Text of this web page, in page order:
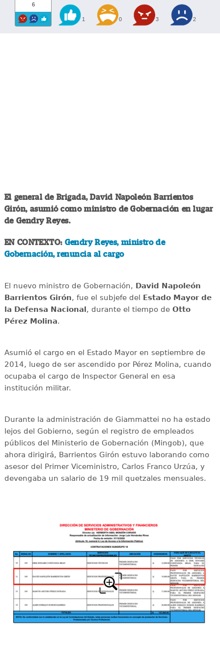
6
1 0 3 2
El general de Brigada, David Napoleón Barrientos
Girón, asumió como ministro de Gobernación en lugar
de Gendry Reyes.
EN CONTEXTO: Gendry Reyes, ministro de
Gobernación, renuncia al cargo
El nuevo ministro de Gobernación, David Napoleón
Barrientos Girón, fue el subjefe del Estado Mayor de
la Defensa Nacional, durante el tiempo de Otto
Pérez Molina.
Asumió el cargo en el Estado Mayor en septiembre de
2014, luego de ser ascendido por Pérez Molina, cuando
ocupaba el cargo de Inspector General en esa
institución militar.
Durante la administración de Giammattei no ha estado
lejos del Gobierno, según el registro de empleados
públicos del Ministerio de Gobernación (Mingob), que
ahora dirigirá, Barrientos Girón estuvo laborando como
asesor del Primer Viceministro, Carlos Franco Urzúa, y
devengaba un salario de 19 mil quetzales mensuales.